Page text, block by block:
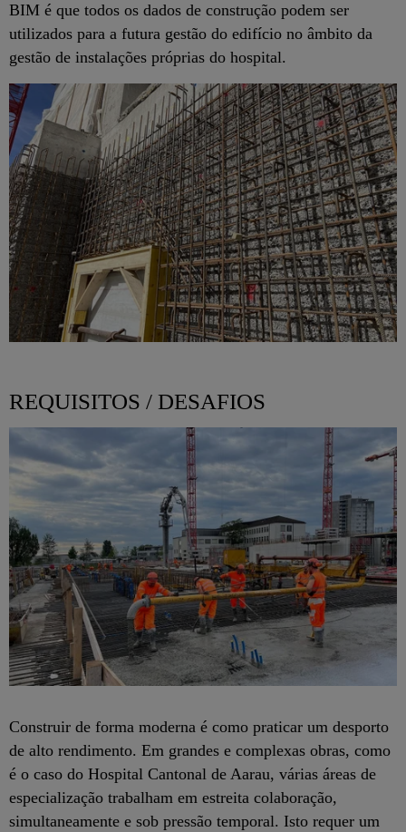
BIM é que todos os dados de construção podem ser
utilizados para a futura gestão do edifício no âmbito da
gestão de instalações próprias do hospital.
REQUISITOS / DESAFIOS
Construir de forma moderna é como praticar um desporto
de alto rendimento. Em grandes e complexas obras, como
é o caso do Hospital Cantonal de Aarau, várias áreas de
especialização trabalham em estreita colaboração,
simultaneamente e sob pressão temporal. Isto requer um